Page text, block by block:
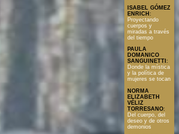
ISABEL GÓMEZ
ENRICH :
Proyectando
cuerpos y
miradas a través
del tiempo
PAULA
DOMANICO
SANGUINETTI :
Donde la mística
y la política de
mujeres se tocan
NORMA
ELIZABETH
VÉLIZ
TORRESANO:
Del cuerpo, del
deseo y de otros
demonios